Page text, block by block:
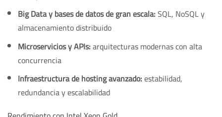
Big Data y bases de datos de gran escala:SQL, NoSQL y
almacenamiento distribuido
Microservicios y APIs:arquitecturas modernas con alta
concurrencia
Infraestructura de hosting avanzado:estabilidad,
redundancia y escalabilidad